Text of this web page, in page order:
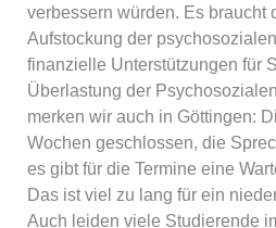
verbessern würden. Es braucht
Aufstockung der
finanzielle Unterstützungen für
Überlastung der
merken wir auch in Göttingen:
Wochen geschlossen, die
es gibt für die Termine eine
Das ist viel zu lang für ein
Auch leiden viele Studierende